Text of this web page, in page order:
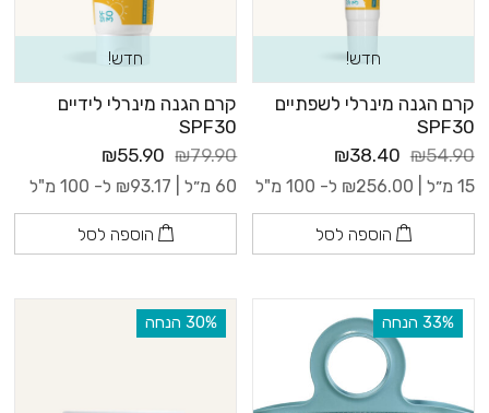
חדש!
קרם הגנה מינרלי לשפתיים
SPF30
₪54.90
₪38.40
15 מ״ל | ₪256.00 ל- 100 מ"ל
הוספה לסל
חדש!
קרם הגנה מינרלי לידיים
SPF30
₪79.90
₪55.90
60 מ״ל | ₪93.17 ל- 100 מ"ל
הוספה לסל
‫33% הנחה ‫30% הנחה